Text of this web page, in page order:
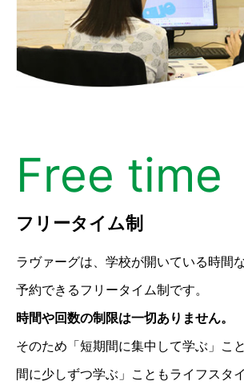
Free time
フリータイム制
ラヴァーグは、学校が開いている時間
予約できるフリータイム制です。
時間や回数の制限は一切ありません。
そのため「短期間に集中して学ぶ」こ
間に少しずつ学ぶ」こともライフスタ